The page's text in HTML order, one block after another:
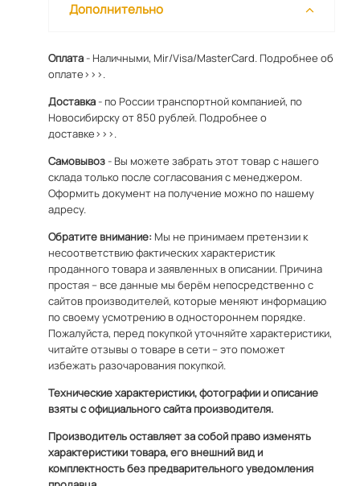
Дополнительно
Оплата- Наличными, Mir/Visa/MasterCard. Подробнее об
оплате>>>.
Доставка- по России транспортной компанией, по
Новосибирску от 850 рублей. Подробнее о
доставке>>>.
Самовывоз- Вы можете забрать этот товар с нашего
склада только после согласования с менеджером.
Оформить документ на получение можно по нашему
адресу.
Обратите внимание: Мы не принимаем претензии к
несоответствию фактических характеристик
проданного товара и заявленных в описании. Причина
простая – все данные мы берём непосредственно с
сайтов производителей, которые меняют информацию
по своему усмотрению в одностороннем порядке.
Пожалуйста, перед покупкой уточняйте характеристики,
читайте отзывы о товаре в сети – это поможет
избежать разочарования покупкой.
Технические характеристики, фотографии и описание
взяты с официального сайта производителя.
Производитель оставляет за собой право изменять
характеристики товара, его внешний вид и
комплектность без предварительного уведомления